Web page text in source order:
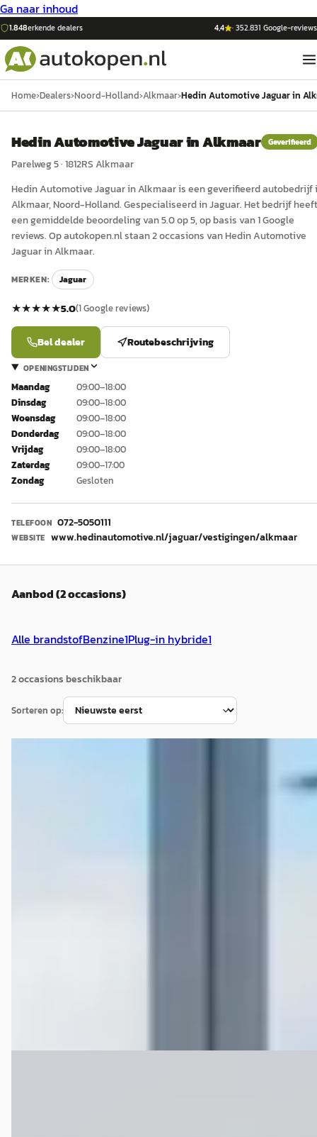
Ga naar inhoud
1.848erkende dealers 4,4 ·352.831 Google-reviews
Home›Dealers›Noord-Holland›Alkmaar›Hedin Automotive Jaguar in
Hedin Automotive Jaguar in Alkmaar Geverifieerd
Parelweg 5·1812RSAlkmaar
Hedin Automotive Jaguar in Alkmaaris eengeverifieerdautobedrijf
Alkmaar, Noord-Holland.Gespecialiseerd in Jaguar. Het bedrijf heeft
een gemiddelde beoordeling van 5.0 op 5, op basis van 1 Google
reviews.Op autokopen.nl staan 2 occasions van Hedin Automotive
Jaguar in Alkmaar.
MERKEN: Jaguar
★★★★★5.0(1Google reviews)
Bel dealer Routebeschrijving
OPENINGSTIJDEN
Maandag
09:00–18:00
Dinsdag
09:00–18:00
Woensdag
09:00–18:00
Donderdag
09:00–18:00
Vrijdag
09:00–18:00
Zaterdag
09:00–17:00
Zondag
Gesloten
TELEFOON 072-5050111
WEBSITE www.hedinautomotive.nl/jaguar/vestigingen/alkmaar
Aanbod (2 occasions)
Alle brandstofBenzine1Plug-in hybride1
2occasionsbeschikbaar
Sorteren op: